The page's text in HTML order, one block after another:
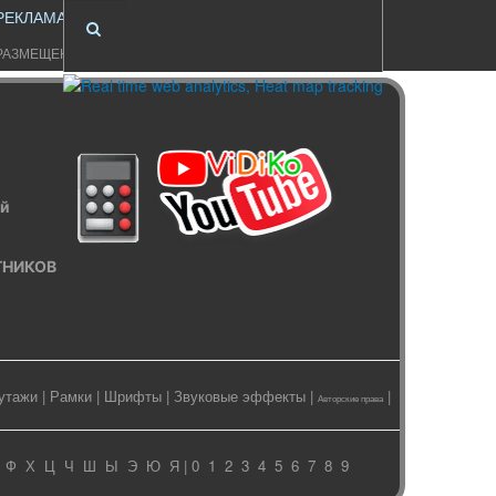
| Рамки | Шрифты | Звуковые эффекты | Авторские права |
Ф Х Ц Ч Ш Ы Э Ю Я| 0 1 2 3 4 5 67 89